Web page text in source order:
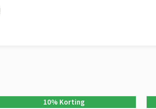
10% Korting